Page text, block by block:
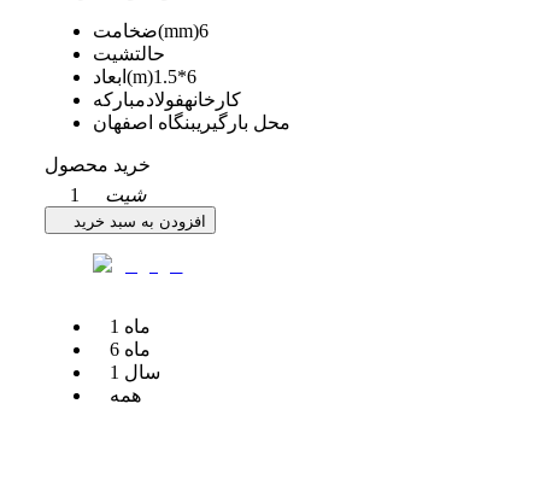
ضخامت(mm)6
حالتشیت
ابعاد(m)1.5*6
کارخانهفولادمبارکه
محل بارگیریبنگاه اصفهان
خرید محصول
1
شیت
افزودن به سبد خرید
1 ماه
6 ماه
1 سال
همه